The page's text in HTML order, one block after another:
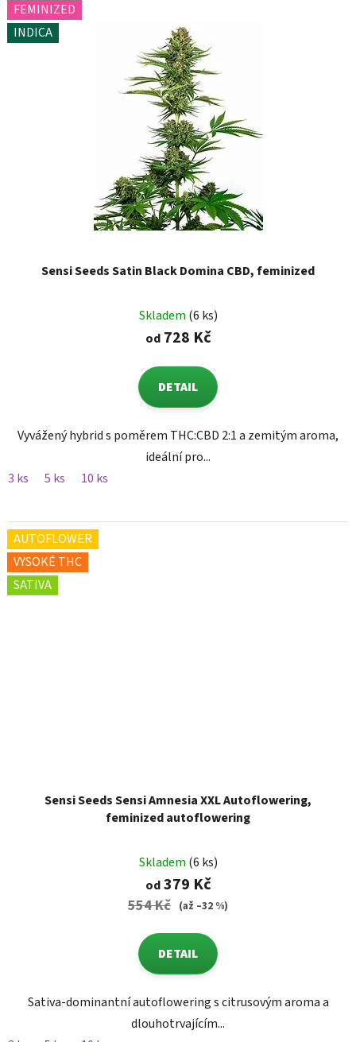
FEMINIZED
INDICA
Sensi Seeds Satin Black Domina CBD, feminized
Skladem (6 ks)
od728 Kč
DETAIL
Vyvážený hybrid s poměrem THC:CBD 2:1 a zemitým aroma,
ideální pro...
3 ks
5 ks 10 ks
AUTOFLOWER
VYSOKÉ THC
SATIVA
Sensi Seeds Sensi Amnesia XXL Autoflowering,
feminized autoflowering
Skladem (6 ks)
od379 Kč
554 Kč (až –32 %)
DETAIL
Sativa-dominantní autoflowering s citrusovým aroma a
dlouhotrvajícím...